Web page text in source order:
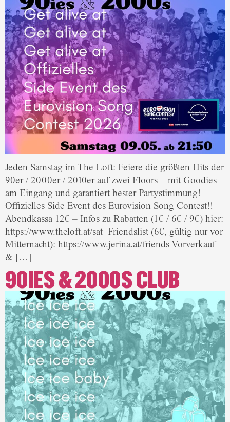
Jeden Samstag im The Loft: Feiere die größten Hits der
90er / 2000er / 2010er auf zwei Floors – mit Goodies
am Eingang und garantiert bester Partystimmung!
Offizielles Side Event des Eurovision Song Contest!!
Abendkassa 12€ – Infos zu Rabatten (1€ / 6€ / 9€) hier:
https://www.theloft.at/sat Friendslist (6€, gültig nur vor
Mitternacht): https://www.jerina.at/friends Vorverkauf
& […]
90IES & 2000S CLUB